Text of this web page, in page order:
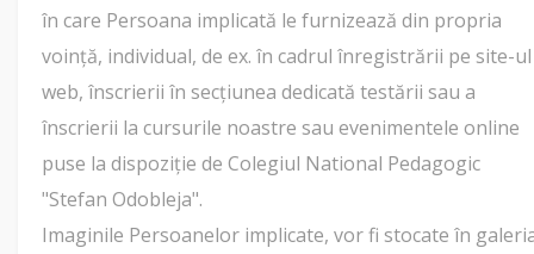
în care Persoana implicată le furnizează din propria
voință, individual, de ex. în cadrul înregistrării pe site-ul
web, înscrierii în secțiunea dedicată testării sau a
înscrierii la cursurile noastre sau evenimentele online
puse la dispoziție de Colegiul National Pedagogic
"Stefan Odobleja".
Imaginile Persoanelor implicate, vor fi stocate în